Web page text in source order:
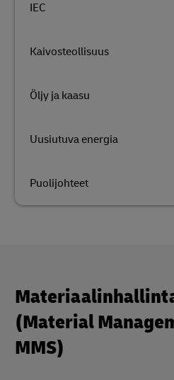
IEC
Kaivosteollisuus
Öljy ja kaasu
Uusiutuva energia
Puolijohteet
(Material
MMS)